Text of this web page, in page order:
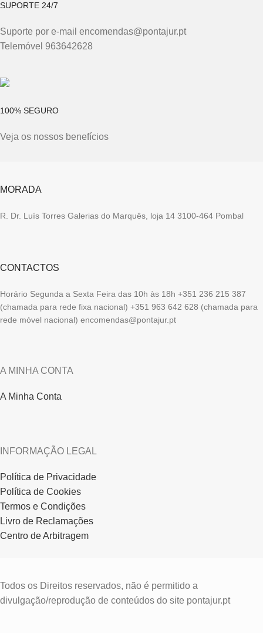
SUPORTE 24/7
Suporte por e-mail encomendas@pontajur.pt
Telemóvel 963642628
100% SEGURO
Veja os nossos benefícios
MORADA
R. Dr. Luís Torres Galerias do Marquês, loja 14 3100-464 Pombal
CONTACTOS
Horário Segunda a Sexta Feira das 10h às 18h +351 236 215 387
(chamada para rede fixa nacional) +351 963 642 628 (chamada para
rede móvel nacional) encomendas@pontajur.pt
A MINHA CONTA
A Minha Conta
INFORMAÇÃO LEGAL
Política de Privacidade
Política de Cookies
Termos e Condições
Livro de Reclamações
Centro de Arbitragem
Todos os Direitos reservados, não é permitido a
divulgação/reprodução de conteúdos do site pontajur.pt